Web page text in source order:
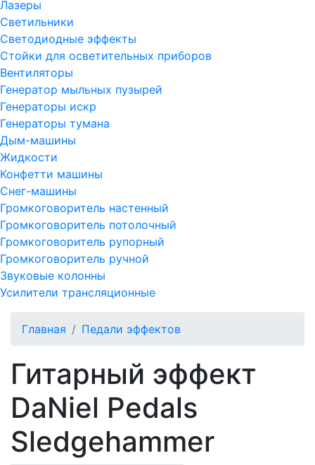
Лазеры
Светильники
Светодиодные эффекты
Стойки для осветительных приборов
Вентиляторы
Генератор мыльных пузырей
Генераторы искр
Генераторы тумана
Дым-машины
Жидкости
Конфетти машины
Снег-машины
Громкоговоритель настенный
Громкоговоритель потолочный
Громкоговоритель рупорный
Громкоговоритель ручной
Звуковые колонны
Усилители трансляционные
Главная Педали эффектов
Гитарный эффект
DaNiel Pedals
Sledgehammer